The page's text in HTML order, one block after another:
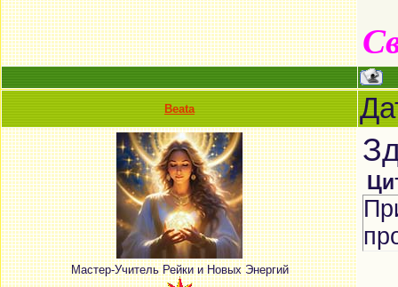
Beata
Мастер-Учитель Рейки и Новых Энергий